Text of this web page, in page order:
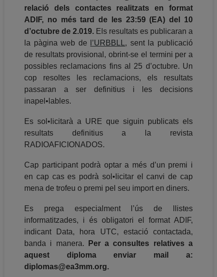
relació dels contactes realitzats en format
ADIF, no més tard de les 23:59 (EA) del 10
d’octubre de 2.019.Els resultats es publicaran a
la pàgina web de
l’URBBLL, sent la publicació
de resultats provisional, obrint-se el termini per a
possibles reclamacions fins al 25 d’octubre. Un
cop resoltes les reclamacions, els resultats
passaran a ser definitius i les decisions
inapel•lables.
Es sol•licitarà a URE que siguin publicats els
resultats definitius a la revista
RADIOAFICIONADOS.
Cap participant podrà optar a més d’un premi i
en cap cas es podrà sol•licitar el canvi de cap
mena de trofeu o premi pel seu import en diners.
Es prega especialment l’ús de llistes
informatitzades, i és obligatori el format ADIF,
indicant Data, hora UTC, estació contactada,
banda i manera.
Per a consultes relatives a
aquest diploma enviar mail a:
diplomas@ea3mm.org.